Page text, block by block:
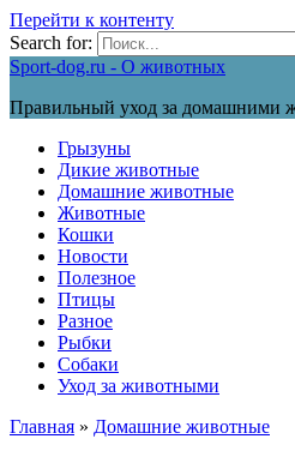
Перейти к контенту
Search for:
Sport-dog.ru - О животных
Правильный уход за домашними
Грызуны
Дикие животные
Домашние животные
Животные
Кошки
Новости
Полезное
Птицы
Разное
Рыбки
Собаки
Уход за животными
Главная » Домашние животные